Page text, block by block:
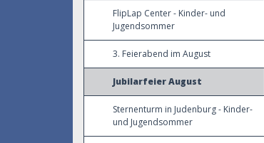
FlipLap Center - Kinder- und
Jugendsommer
3. Feierabend im August
Jubilarfeier August
Sternenturm in Judenburg - Kinder-
und Jugendsommer